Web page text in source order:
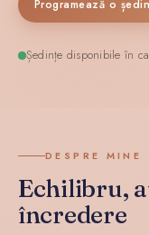
Programează o
Ședințe disponibile în
DESPRE MINE
Echilibru,
încredere